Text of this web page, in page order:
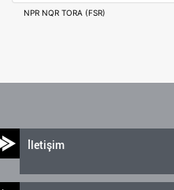
NPR NQR TORA (FSR)
İletişim